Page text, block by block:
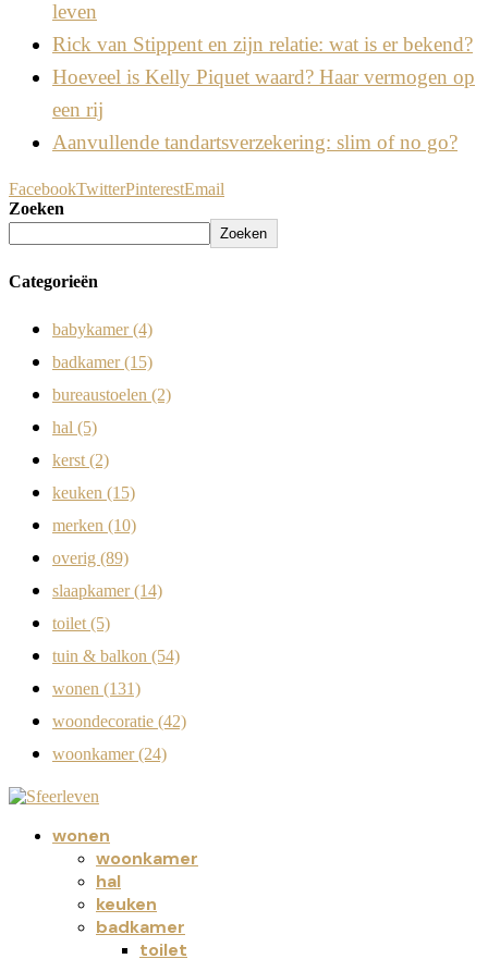
leven
Rick van Stippent en zijn relatie: wat is er bekend?
Hoeveel is Kelly Piquet waard? Haar vermogen op
een rij
Aanvullende tandartsverzekering: slim of no go?
FacebookTwitterPinterestEmail
Zoeken
Zoeken
Categorieën
babykamer(4)
badkamer(15)
bureaustoelen (2)
hal (5)
kerst (2)
keuken (15)
merken (10)
overig (89)
slaapkamer(14)
toilet (5)
tuin & balkon (54)
wonen (131)
woondecoratie (42)
woonkamer(24)
wonen
woonkamer
hal
keuken
badkamer
toilet